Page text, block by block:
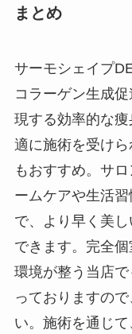
まとめ
サーモシェイプ
コラーゲン生成
現する効率的な
適に施術を受け
もおすすめ。サ
ームケアや生活
で、より早く美
できます。完全
環境が整う当店
っておりますの
い。施術を通じ